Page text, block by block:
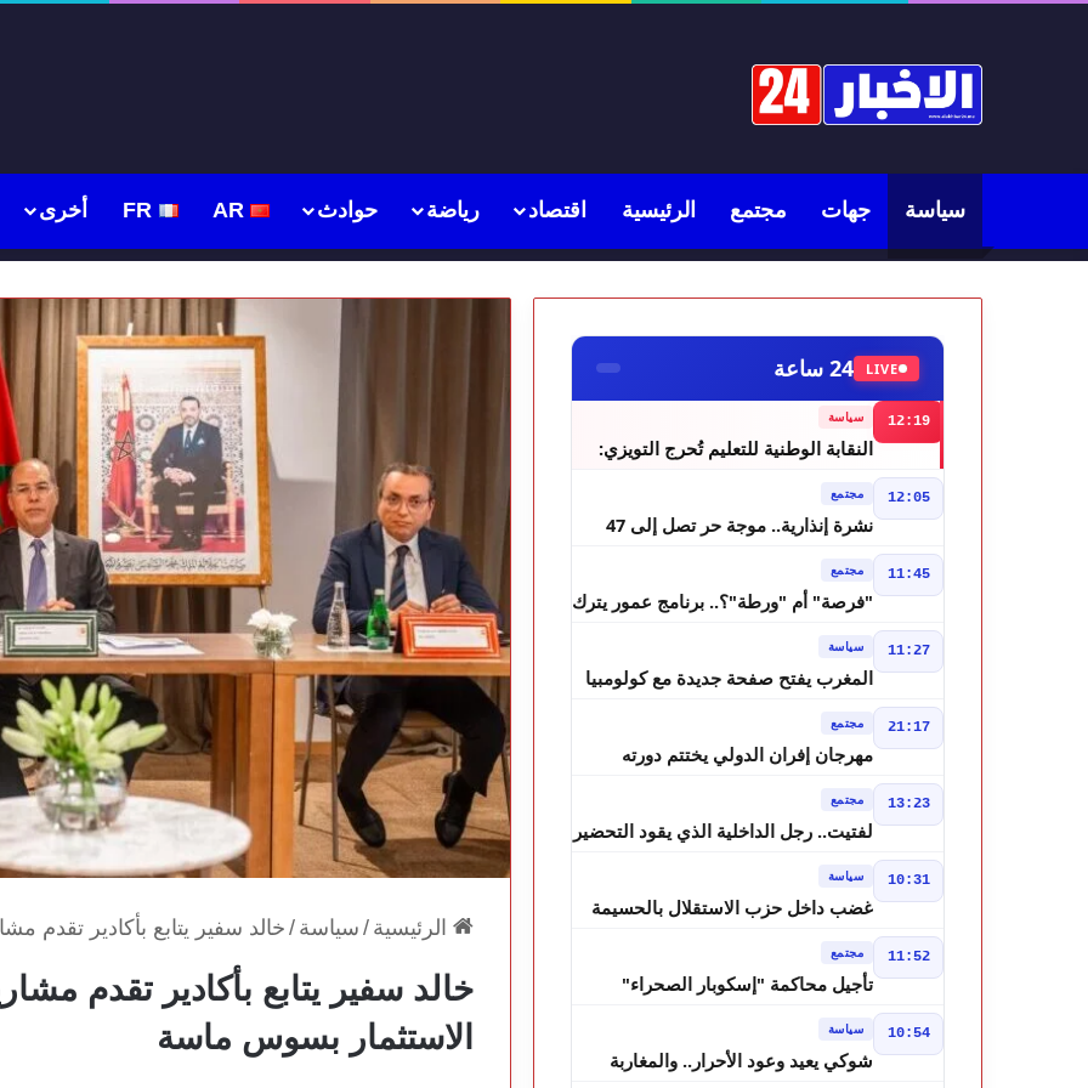
سياسة جهات مجتمع الرئيسية اقتصاد رياضة حوادث AR
FR أخرى
الرئيسية / سياسة / خالد سفير يتابع بأكادير تقدم
خالد سفير يتابع بأكادير تقدم
الاستثمار بسوس ماسة
LIVE 24 ساعة
12:19 سياسة
النقابة الوطنية للتعليم تُحرج التويزي:
12:05 مجتمع
نشرة إنذارية.. موجة حر تصل إلى 47
بالمغرب
11:45 مجتمع
"فرصة" أم "ورطة"؟.. برنامج عمور يترك
11:27 سياسة
المغرب يفتح صفحة جديدة مع كولومبيا
21:17 مجتمع
مهرجان إفران الدولي يختتم دورته
تخطف الأضواء
13:23 مجتمع
لفتيت.. رجل الداخلية الذي يقود التحضير
10:31 سياسة
غضب داخل حزب الاستقلال بالحسيمة
الانتخابات التشريعية
11:52 مجتمع
تأجيل محاكمة "إسكوبار الصحراء"
حالة سراح
10:54 سياسة
شوكي يعيد وعود الأحرار.. والمغاربة